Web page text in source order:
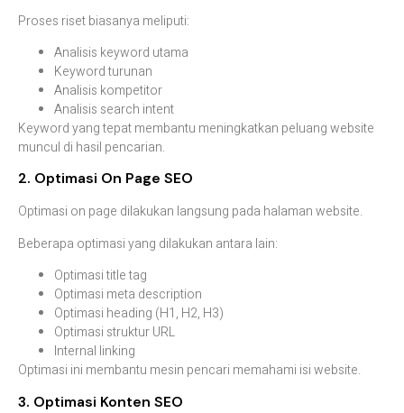
Proses risetbiasanya meliputi:
Analisis keyword utama
Keywordturunan
Analisis kompetitor
Analisis search intent
Keywordyangtepatmembantu meningkatkan peluangwebsite
muncul di hasil pencarian.
2. Optimasi On Page SEO
Optimasi on page dilakukan langsung pada halamanwebsite.
Beberapa optimasiyang dilakukan antara lain:
Optimasititletag
Optimasi meta description
Optimasi heading (H1, H2, H3)
Optimasi strukturURL
Internal linking
Optimasi ini membantu mesin pencari memahami isiwebsite.
3. Optimasi Konten SEO